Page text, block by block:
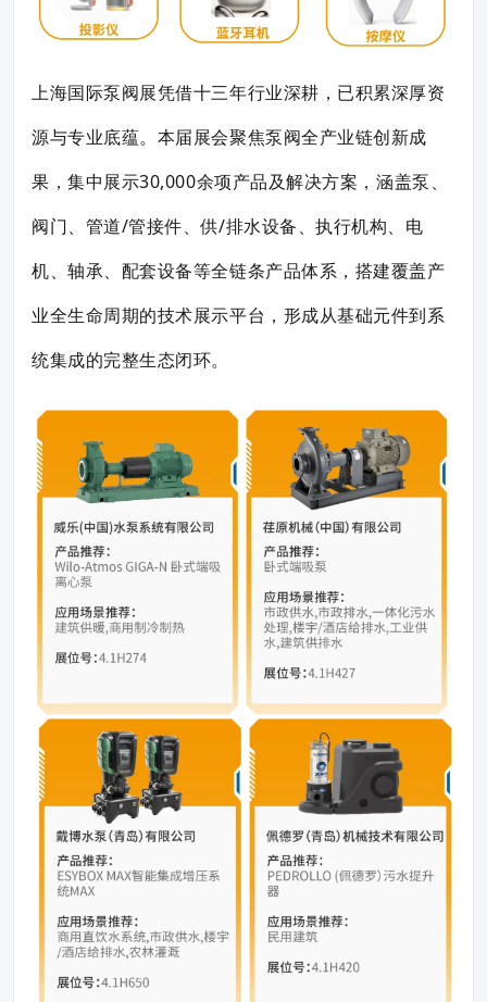
上海国际泵阀展凭借十三年行业深耕，已积累深厚资
源与专业底蕴。本届展会聚焦泵阀全产业链创新成
果，集中展示30,000余项产品及解决方案，涵盖泵、
阀门、管道/管接件、供/排水设备、执行机构、电
机、轴承、配套设备等全链条产品体系，搭建覆盖产
业全生命周期的技术展示平台，形成从基础元件到系
统集成的完整生态闭环。